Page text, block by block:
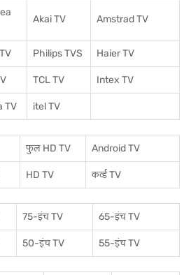
Akai TV Amstrad TV
Philips TVS Haier TV
TCL TV Intex TV
TV
itel TV
फुल HD TV Android TV
HD TV
कर्व्ड TV
75-इंच TV 65-इंच TV
50-इंच TV
55-इंच TV